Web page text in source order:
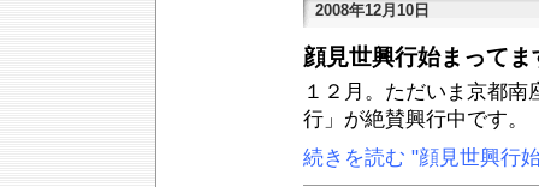
2008年12月10日
顔見世興行始まってま
１２月。ただいま京都
行」が絶賛興行中です。
続きを読む "顔見世興行